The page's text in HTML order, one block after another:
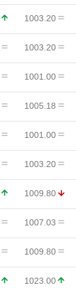
1003.20
1003.20
1001.00
1005.18
1001.00
1003.20
1009.80
1007.03
1009.80
1023.00